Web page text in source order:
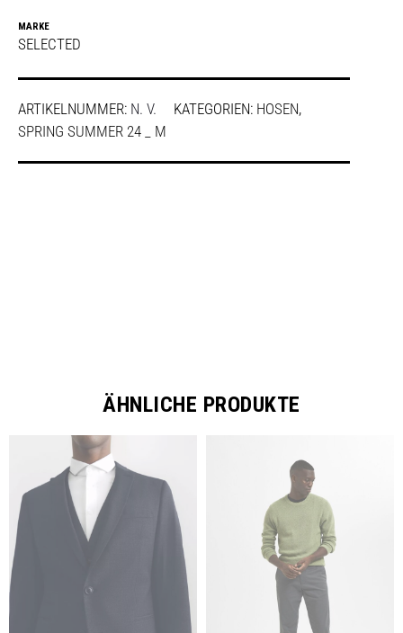
MARKE
SELECTED
ARTIKELNUMMER: N. V. KATEGORIEN: HOSEN,
SPRING SUMMER 24 _ M
ÄHNLICHE PRODUKTE